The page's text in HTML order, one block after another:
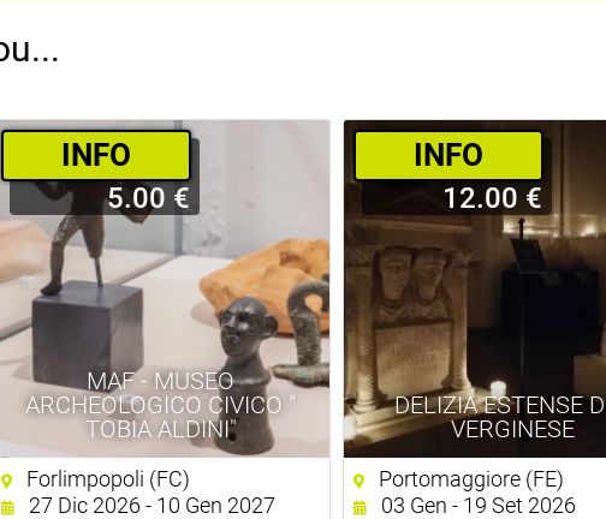
MAF - MUSEO
ARCHEOLOGICO CIVICO "
TOBIA ALDINI"
­INFO
5.00 €
Forlimpopoli (FC)
27 Dic 2026 - 10 Gen 2027
DELIZIA ESTENSE
VERGINESE
­INFO
12.00 €
Portomaggiore (FE)
03 Gen - 19 Set 2026